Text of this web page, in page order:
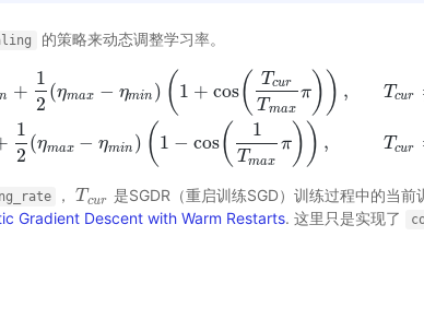
的策略来动态调整学习率。
+
1
2
(ηmax − ηmin ) ( 1 + cos( Tcur
T max
π)) ,
1
2
(ηmax − ηmin ) ( 1 − cos( 1
Tmax
π)) ,
Tcur
Tcur
c rT ) c r≠(2 +1 )T
，T cur
Tcur 是SGDR（重启训练SGD）训练过程中的当前
Gradient Descent with Warm Restarts. 这里只是实现了